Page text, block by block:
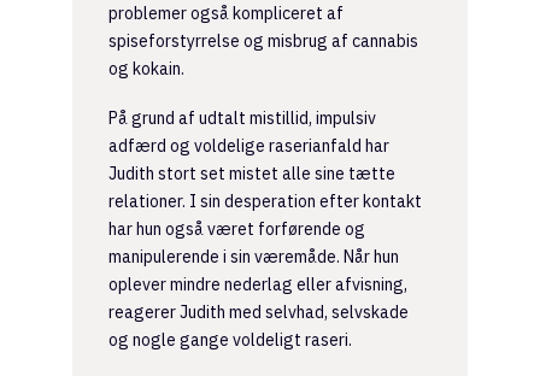
problemer også kompliceret af
spiseforstyrrelse og misbrug af cannabis
og kokain.
På grund af udtalt mistillid, impulsiv
adfærd og voldelige raserianfald har
Judith stort set mistet alle sine tætte
relationer. I sin desperation efter kontakt
har hun også været forførende og
manipulerende i sin væremåde. Når hun
oplever mindre nederlag eller afvisning,
reagerer Judith med selvhad, selvskade
og nogle gange voldeligt raseri.